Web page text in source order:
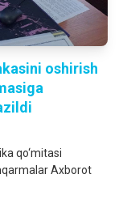
oshirish
qo‘mitasi
Axborot